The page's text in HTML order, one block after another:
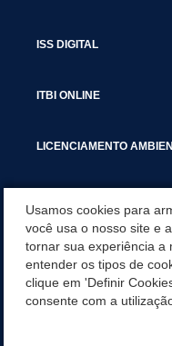
ISS DIGITAL
ITBI ONLINE
LICENCIAMENTO
SERVIÇOS
SERVIÇOS DO
Usamos cookies para
você usa o nosso site e
tornar sua experiência a
entender os tipos de
clique em 'Definir
consente com a